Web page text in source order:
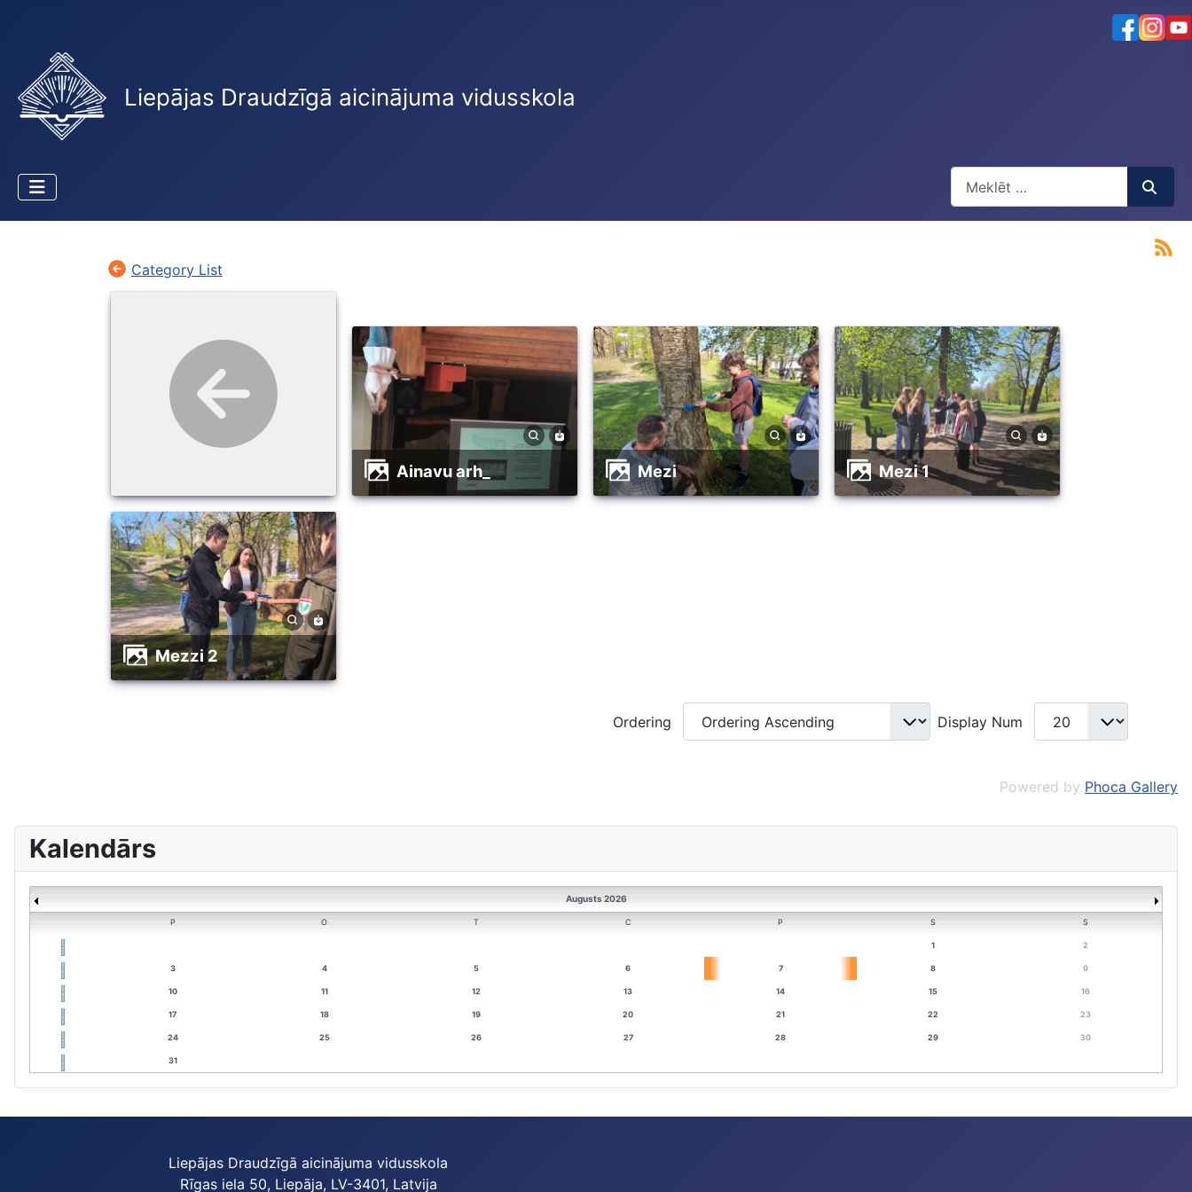
Liepājas Draudzīgā aicinājuma vidusskola
Type 2 or more characters for
Category List
ainavu arh_ mezi mezi 1
mezzi 2
Ordering Display Num
Powered by Phoca Gallery
Kalendārs
Augusts 2026
P O T C P S S
1 2
3 4 5 6 7 8 9
10 11 12 13 14 15 16
17 18 19 20 21 22 23
24 25 26 27 28 29 30
31
Liepājas Draudzīgā aicinājuma vidusskola
Rīgas iela 50, Liepāja, LV-3401, Latvija